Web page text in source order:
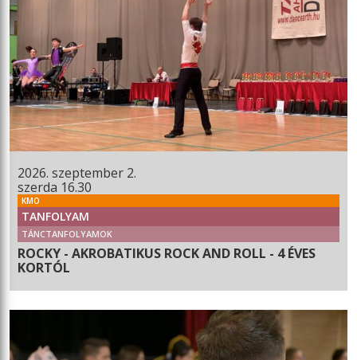
2026. szeptember 2.
szerda 16.30
KMO
TANFOLYAM
TÁNCTANFOLYAMOK
ROCKY - AKROBATIKUS ROCK AND ROLL - 4 ÉVES
KORTÓL